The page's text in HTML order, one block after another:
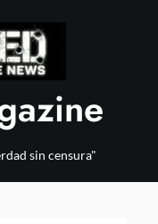
sin censura"